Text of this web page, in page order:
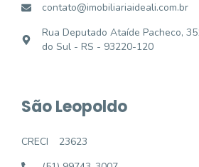
contato@imobiliariaideali.com.br
Rua Deputado Ataíde Pacheco,
do Sul - RS - 93220-120
São Leopoldo
CRECI
23623